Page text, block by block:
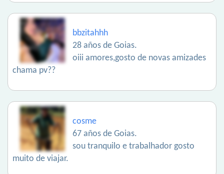
bbzitahhh
28 años de Goias.
oiii amores,gosto de novas amizades
chama pv??
cosme
67 años de Goias.
sou tranquilo e trabalhador gosto
muito de viajar.